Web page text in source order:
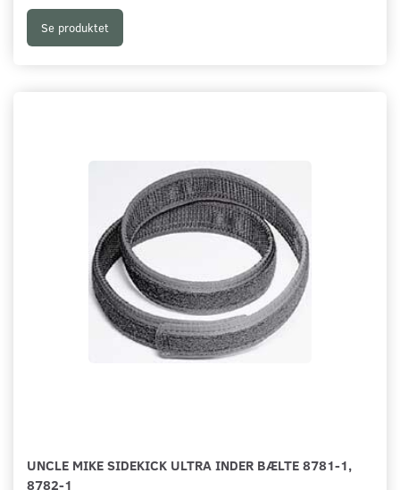
Se produktet
UNCLE MIKE SIDEKICK ULTRA INDER BÆLTE 8781-1,
8782-1